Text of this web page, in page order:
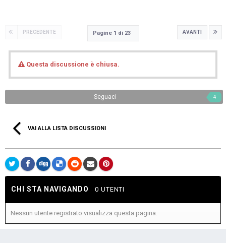
PRECEDENTE AVANTI
Pagine 1 di 23
Questa discussione è chiusa.
Seguaci 4
VAI ALLA LISTA DISCUSSIONI
CHI STA NAVIGANDO 0 UTENTI
Nessun utente registrato visualizza questa pagina.